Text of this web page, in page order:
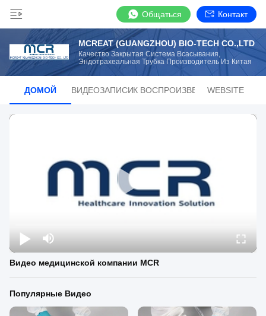
Общаться Контакт
MCREAT (GUANGZHOU) BIO-TECH CO.,LTD
Качество Закрытая Система Всасывания,
Эндотрахеальная Трубка Производитель Из Китая
ДОМОЙ ВИДЕОЗАПИСИСПИСОК ВОСПРОИЗВЕДЕНИЙWEBSITE
Видео медицинской компании MCR
Популярные Видео